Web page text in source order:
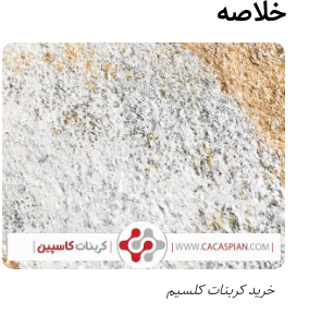
خلاصه
خرید کربنات کلسیم